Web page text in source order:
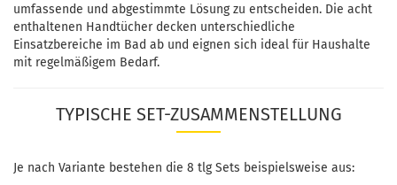
umfassende und abgestimmte Lösung zu entscheiden. Die acht
enthaltenen Handtücher decken unterschiedliche
Einsatzbereiche im Bad ab und eignen sich ideal für Haushalte
mit regelmäßigem Bedarf.
TYPISCHE SET-ZUSAMMENSTELLUNG
Je nach Variante bestehen die 8 tlg Sets beispielsweise aus: